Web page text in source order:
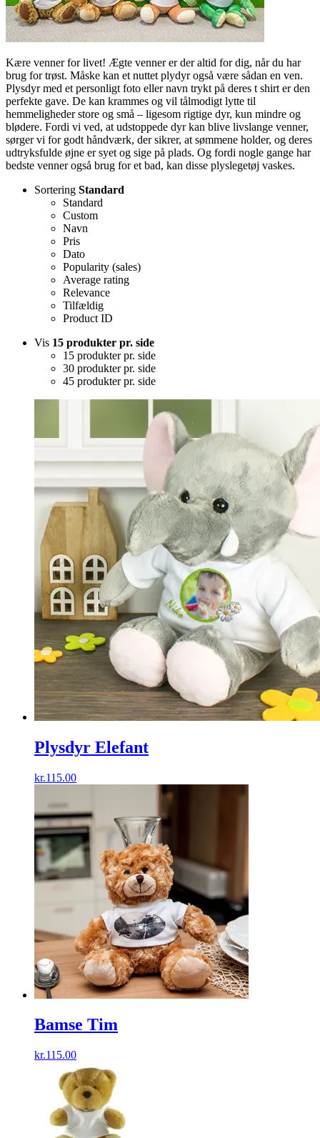
Kære venner for livet! Ægte venner er der altid for dig, når du har
brug for trøst. Måske kan et nuttet plydyr også være sådan en ven.
Plysdyr med et personligt foto eller navn trykt på deres t shirt er den
perfekte gave. De kan krammes og vil tålmodigt lytte til
hemmeligheder store og små – ligesom rigtige dyr, kun mindre og
blødere. Fordi vi ved, at udstoppede dyr kan blive livslange venner,
sørger vi for godt håndværk, der sikrer, at sømmene holder, og deres
udtryksfulde øjne er syet og sige på plads. Og fordi nogle gange har
bedste venner også brug for et bad, kan disse plyslegetøj vaskes.
Sortering Standard
Standard
Custom
Navn
Pris
Dato
Popularity (sales)
Average rating
Relevance
Tilfældig
Product ID
Vis 15 produkter pr. side
15 produkter pr. side
30 produkter pr. side
45 produkter pr. side
Plysdyr Elefant
kr.115.00
Bamse Tim
kr.115.00